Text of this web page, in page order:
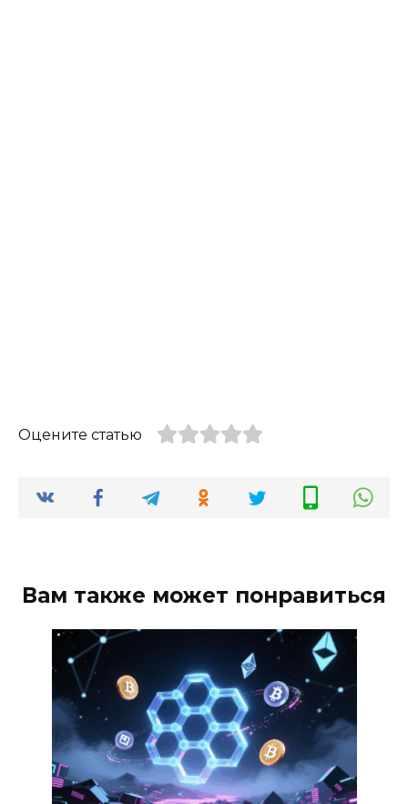
Оцените статью
Вам также может понравиться